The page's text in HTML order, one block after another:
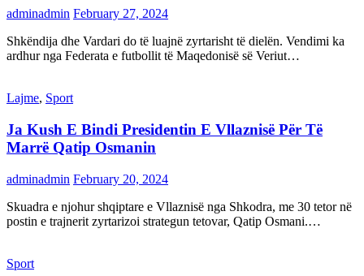
adminadmin February 27, 2024
Shkëndija dhe Vardari do të luajnë zyrtarisht të dielën. Vendimi ka
ardhur nga Federata e futbollit të Maqedonisë së Veriut…
Lajme, Sport
Ja Kush E Bindi Presidentin E Vllaznisë Për Të
Marrë Qatip Osmanin
adminadmin February 20, 2024
Skuadra e njohur shqiptare e Vllaznisë nga Shkodra, me 30 tetor në
postin e trajnerit zyrtarizoi strategun tetovar, Qatip Osmani.…
Sport